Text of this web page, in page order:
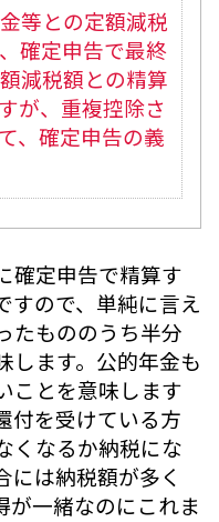
等との定額減税
確定申告で最終
減税額との精算
が、重複控除さ
、確定申告の義
確定申告で精算す
すので、単純に言え
たもののうち半分
します。公的年金も
ことを意味します
付を受けている方
くなるか納税にな
には納税額が多く
が一緒なのにこれま